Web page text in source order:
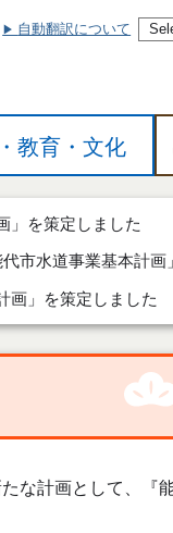
自動翻訳について
教育・文化
」を策定しました
代市水道事業基本計
画」を策定しました
な計画として、『